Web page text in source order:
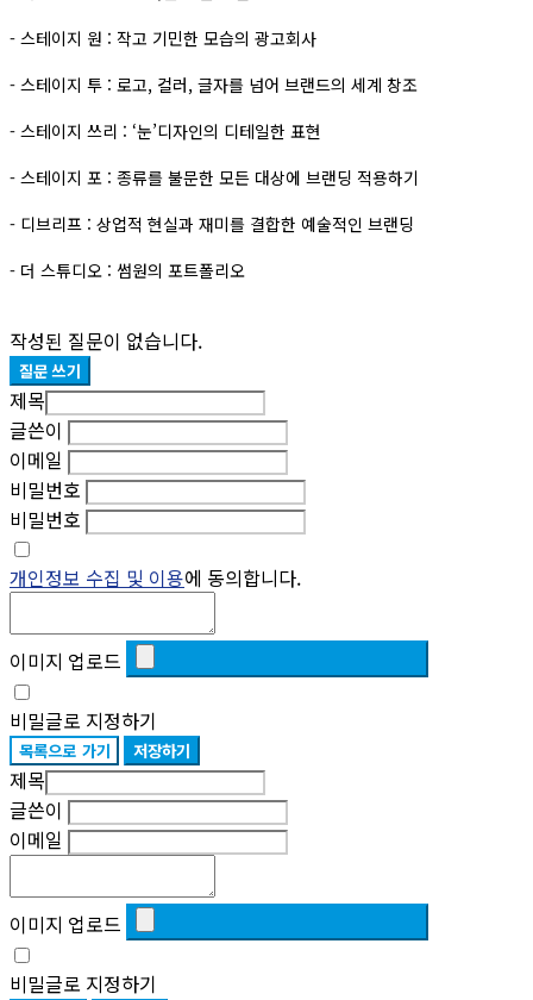
- 스테이지 원 : 작고 기민한 모습의 광고회사
- 스테이지 투 : 로고, 컬러, 글자를 넘어 브랜드의 세계 창조
- 스테이지 쓰리 : ‘눈’디자인의 디테일한 표현
- 스테이지 포 : 종류를 불문한 모든 대상에 브랜딩 적용하기
- 디브리프 : 상업적 현실과 재미를 결합한 예술적인 브랜딩
- 더 스튜디오 : 썸원의 포트폴리오
작성된 질문이 없습니다.
질문 쓰기
제목
글쓴이
이메일
비밀번호
비밀번호
개인정보 수집 및 이용에 동의합니다.
이미지 업로드
비밀글로 지정하기
목록으로 가기 저장하기
제목
글쓴이
이메일
이미지 업로드
비밀글로 지정하기